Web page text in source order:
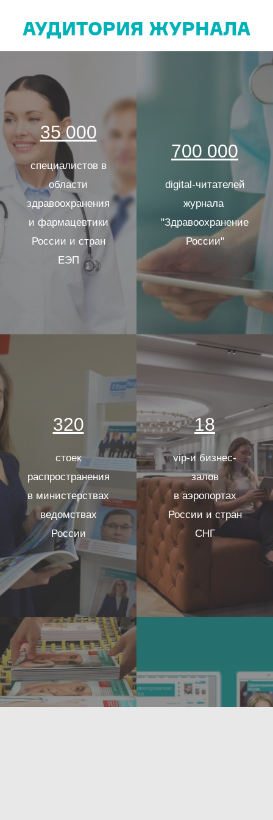
АУДИТОРИЯ ЖУРНАЛА
35 000
специалистов в
области
здравоохранения
и фармацевтики
России и стран
ЕЭП
700 000
digital-читателей
журнала
"Здравоохранение
России"
320
стоек
распространения
в министерствах
ведомствах
России
18
vip-и бизнес-
залов
в аэропортах
России и стран
СНГ